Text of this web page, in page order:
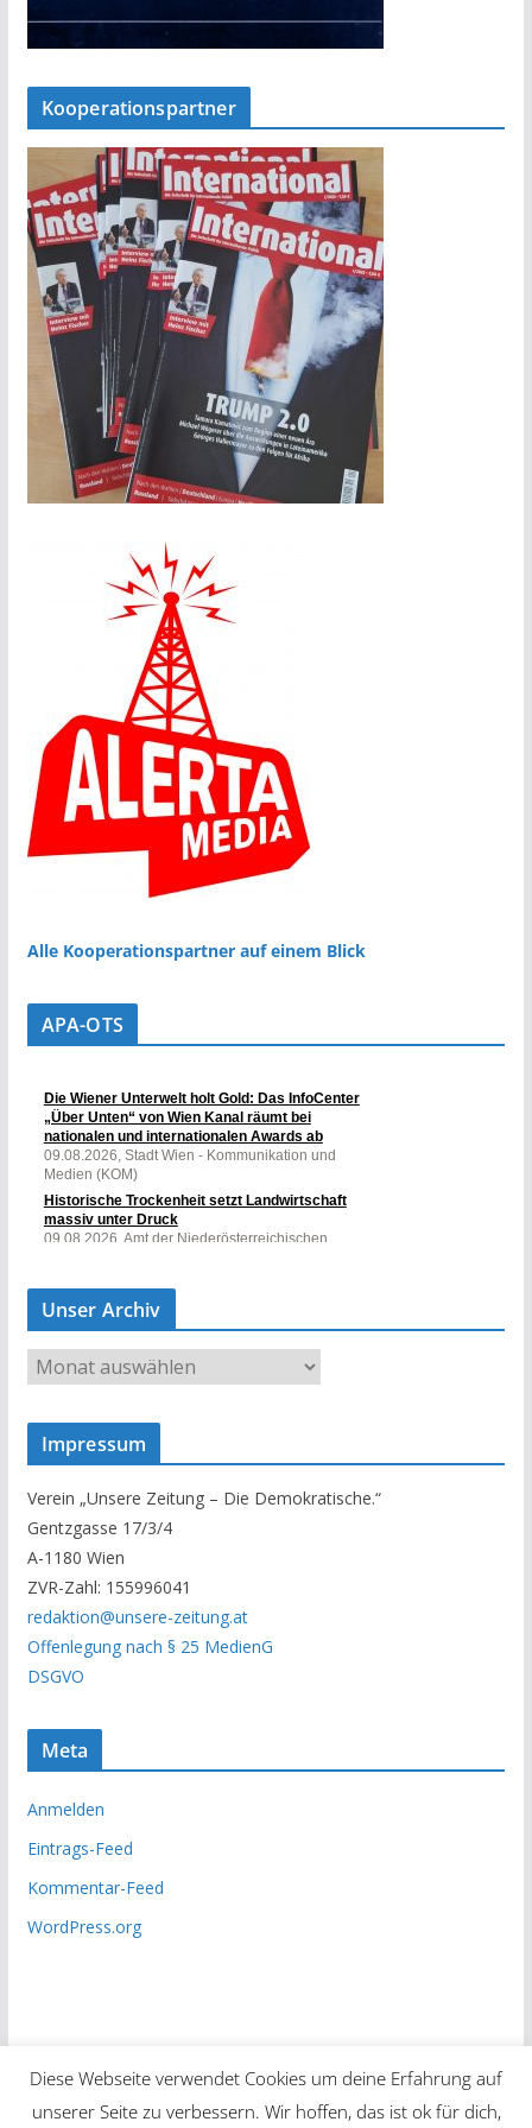
Kooperationspartner
Alle Kooperationspartner auf einem Blick
APA-OTS
Unser Archiv
U
n
s
A
r
c
h
i
v
Impressum
Verein „Unsere Zeitung – Die Demokratische.“
Gentzgasse 17/3/4
A-1180 Wien
ZVR-Zahl: 155996041
redaktion@unsere-zeitung.at
Offenlegung nach § 25 MedienG
DSGVO
Meta
Anmelden
Eintrags-Feed
Kommentar-Feed
WordPress.org
Diese Webseite verwendet Cookies um deine Erfahrung auf
unserer Seite zu verbessern. Wir hoffen, das ist ok für dich,